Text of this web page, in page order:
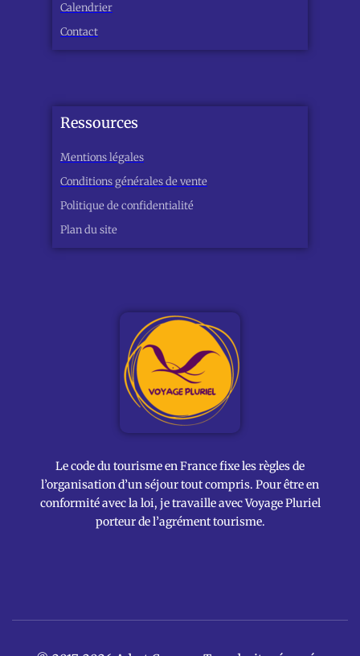
Calendrier
Contact
Ressources
Mentions légales
Conditions générales de vente
Politique de confidentialité
Plan du site
Le code du tourisme en France fixe les règles de
l’organisation d’un séjour tout compris. Pour être en
conformité avec la loi, je travaille avec Voyage Pluriel
porteur de l’agrément tourisme.